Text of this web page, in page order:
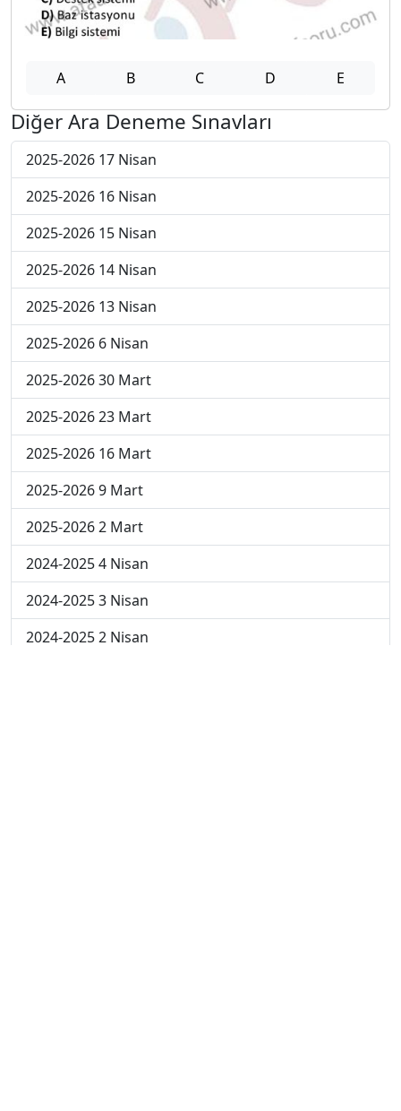
A B C D E
Diğer Ara Deneme Sınavları
2025-2026 17 Nisan
2025-2026 16 Nisan
2025-2026 15 Nisan
2025-2026 14 Nisan
2025-2026 13 Nisan
2025-2026 6 Nisan
2025-2026 30 Mart
2025-2026 23 Mart
2025-2026 16 Mart
2025-2026 9 Mart
2025-2026 2 Mart
2024-2025 4 Nisan
2024-2025 3 Nisan
2024-2025 2 Nisan